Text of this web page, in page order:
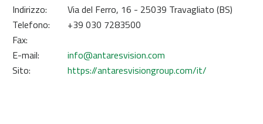
Indirizzo:
Via del Ferro, 16 - 25039 Travagliato (BS)
Telefono:
+39 030 7283500
Fax:
E-mail:
info@antaresvision.com
Sito:
https://antaresvisiongroup.com/it/